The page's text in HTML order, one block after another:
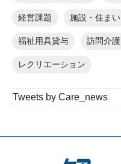
経営課題 施設・住まい
福祉用具貸与 訪問介護
レクリエーション
Tweets by Care_news